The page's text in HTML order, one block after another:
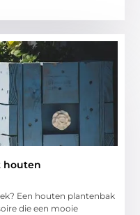
houten
Een houten plantenbak
die een mooie